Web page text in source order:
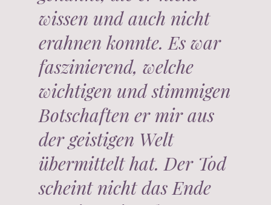
wissen und auch nicht
erahnen konnte. Es war
faszinierend, welche
wichtigen und stimmigen
Botschaften er mir aus
der geistigen Welt
übermittelt hat. Der Tod
scheint nicht das Ende